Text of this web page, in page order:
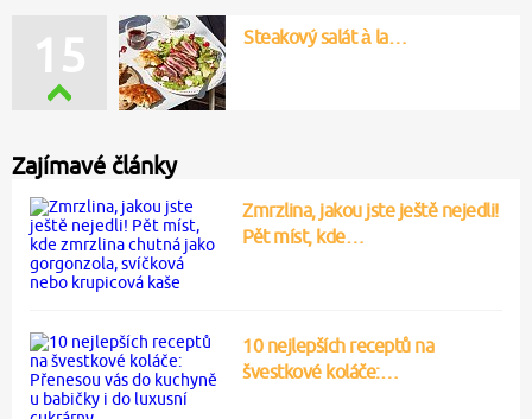
15 Steakový salát à la…
Zajímavé články
Zmrzlina, jakou jste ještě nejedli!
Pět míst, kde…
10 nejlepších receptů na
švestkové koláče:…